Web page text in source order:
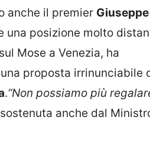
anche il premier
una posizione molto
Mose a Venezia, ha
proposta irrinunciabile
.“Non possiamo più
anche dal